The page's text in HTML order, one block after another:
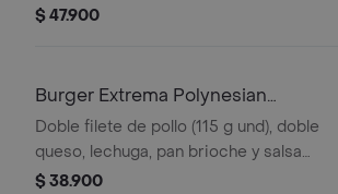
Polynesian beach, francesa mediana
$ 47.900
Burger Extrema Polynesian
Beach
Doble filete de pollo (115 g und), doble
queso, lechuga, pan brioche y salsa
Polynesian beach
$ 38.900